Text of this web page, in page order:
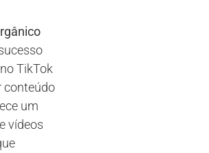
TikTok
conteúdo
um
vídeos